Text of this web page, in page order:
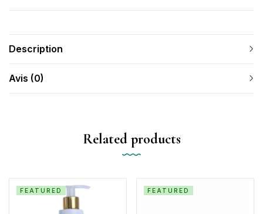
Description
Avis (0)
Related products
FEATURED FEATURED